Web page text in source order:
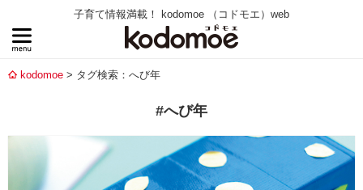
子育て情報満載！ kodomoe （コドモエ）web
kodomoe タグ検索：へび年
#へび年